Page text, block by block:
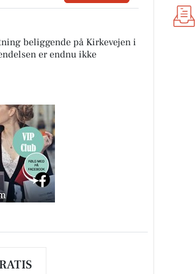
beliggende på Kirkevejen i
er endnu ikke